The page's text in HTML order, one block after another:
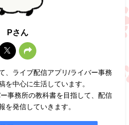
Pさん
、ライブ配信アプリ/ライバー事務
を中心に生活しています。
事務所の教科書を目指して、配信
を発信していきます。